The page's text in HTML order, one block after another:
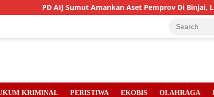
PD AIJ Sumut Amankan Aset Pemprov Di Binjai, Lima Rumah
KRIMINAL PERISTIWA EKOBIS OLAHRAGA